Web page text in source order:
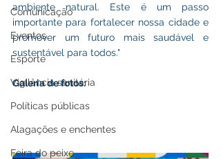
Comunicação
Eventos
Esporte
Vigilância sanitária
Políticas públicas
Alagações e enchentes
Feira do peixe
ambiente natural. Este é um passo
importante para fortalecer nossa cidade e
promover um futuro mais saudável e
sustentável para todos."
Galeria de fotos: